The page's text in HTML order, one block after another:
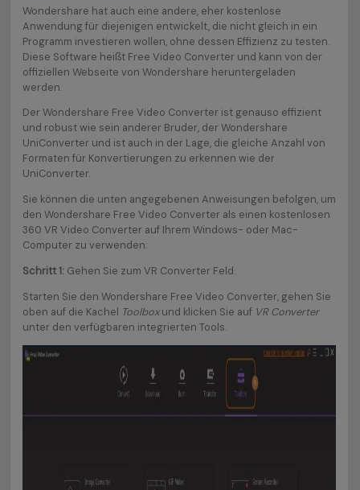
Wondershare hat auch eine andere, eher kostenlose
Anwendung für diejenigen entwickelt, die nicht gleich in ein
Programm investieren wollen, ohne dessen Effizienz zu testen.
Diese Software heißt Free Video Converter und kann von der
offiziellen Webseite von Wondershare heruntergeladen
werden.
Der Wondershare Free Video Converter ist genauso effizient
und robust wie sein anderer Bruder, der Wondershare
UniConverter und ist auch in der Lage, die gleiche Anzahl von
Formaten für Konvertierungen zu erkennen wie der
UniConverter.
Sie können die unten angegebenen Anweisungen befolgen, um
den Wondershare Free Video Converter als einen kostenlosen
360 VR Video Converter auf Ihrem Windows- oder Mac-
Computer zu verwenden:
Schritt 1: Gehen Sie zum VR Converter Feld.
Starten Sie den Wondershare Free Video Converter, gehen Sie
oben auf die Kachel Toolboxund klicken Sie auf VR Converter
unter den verfügbaren integrierten Tools.